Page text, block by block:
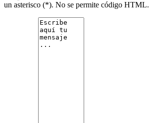
un asterisco (*). No se permite código HTML.